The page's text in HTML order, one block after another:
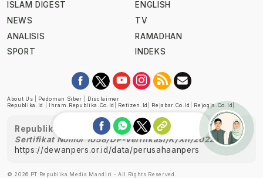
ISLAM DIGEST
NEWS
ANALISIS
SPORT
ENGLISH
TV
RAMADHAN
INDEKS
About Us Pedoman Siber
Disclaimer
Republika.id
Ihram.republika.co.id Retizen.id Rejabar.co.id Rejogja.co.id
Republika telah diverifikasi oleh Dewan Pers
Sertifikat Nomor 1058/DP-Verifikasi/K/XII/2022
https://dewanpers.or.id/data/perusahaanpers
© 2026 PT Republika Media Mandiri - All Rights Reserved.
Ask me!